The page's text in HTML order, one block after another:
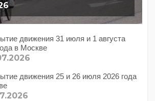
движения 31 июля и 1 августа
в Москве
движения 25 и 26 июля 2026 года